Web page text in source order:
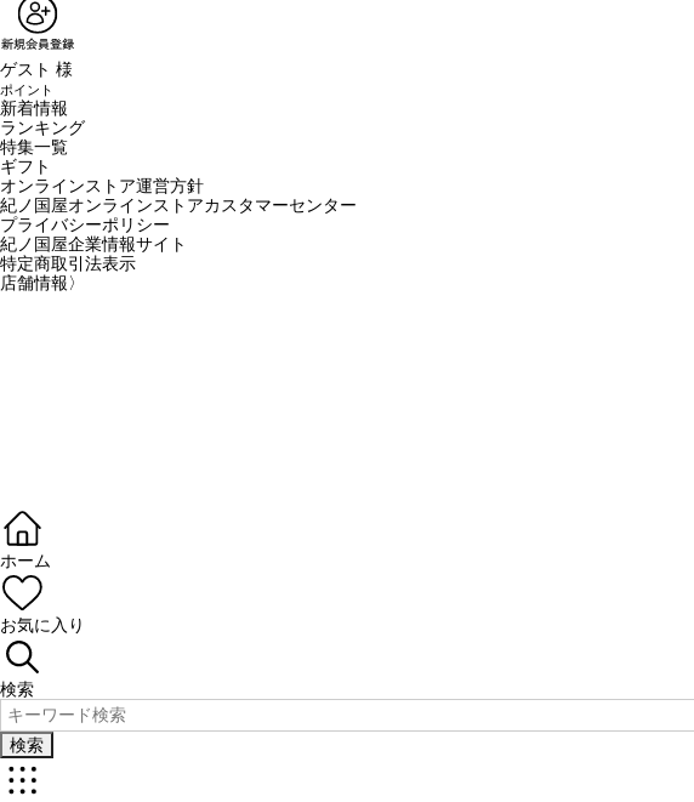
ゲスト 様
ポイント
新着情報
ランキング
特集一覧
ギフト
オンラインストア運営方針
紀ノ国屋オンラインストアカスタマーセンター
プライバシーポリシー
紀ノ国屋企業情報サイト
特定商取引法表示
店舗情報〉
ホーム
お気に入り
検索
検索